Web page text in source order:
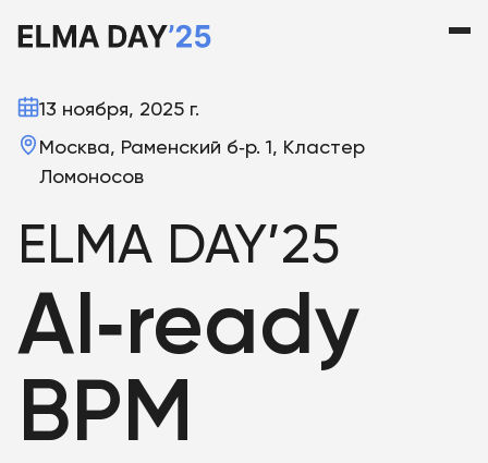
13 ноября, 2025 г.
Москва, Раменский б‑р. 1, Кластер
Ломоносов
ELMA DAY’25
AI‑ready
BPM